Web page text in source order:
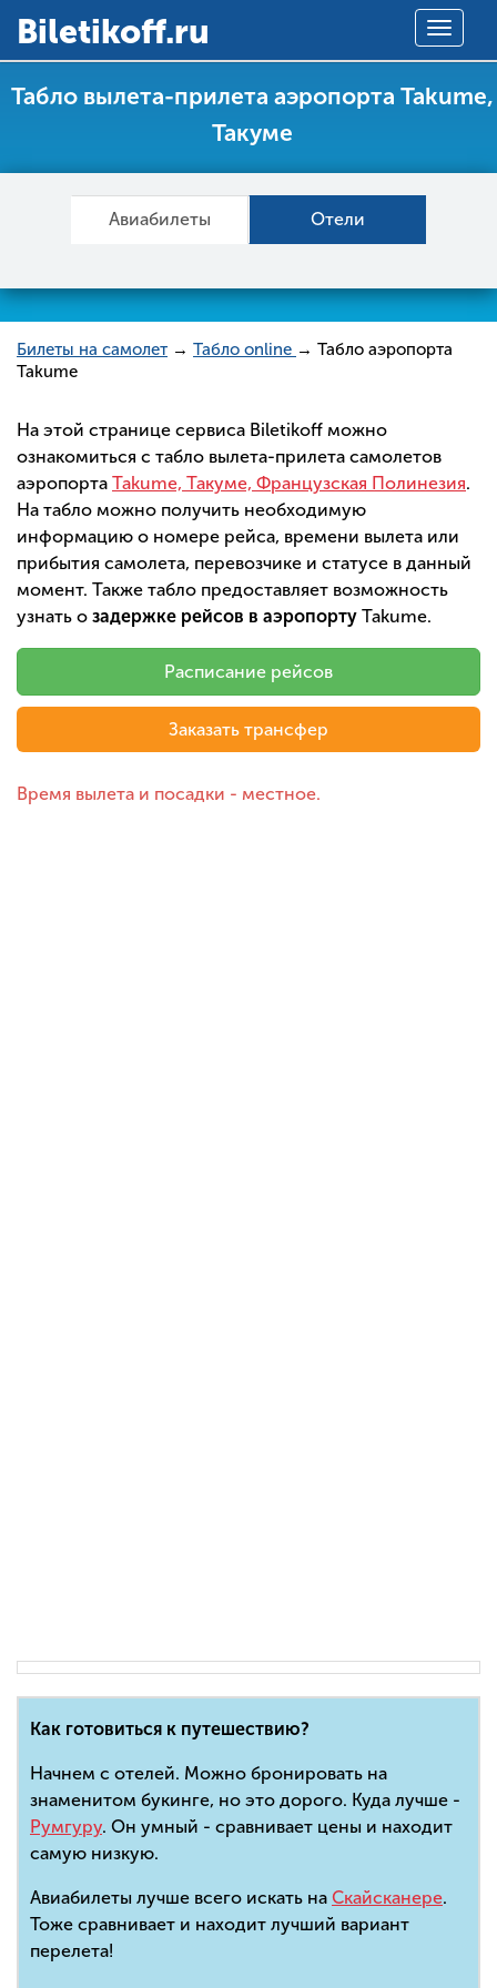
Toggle
Вiletikoff.ru
Табло вылета-прилета аэропорта Takume,
Такуме
Авиабилеты Отели
Билеты на самолет → Табло online → Табло аэропорта
Takume
На этой странице сервиса Biletikoff можно
ознакомиться с табло вылета-прилета самолетов
аэропорта Takume, Такуме, Французская Полинезия.
На табло можно получить необходимую
информацию о номере рейса, времени вылета или
прибытия самолета, перевозчике и статусе в данный
момент. Также табло предоставляет возможность
узнать о задержке рейсов в аэропорту Takume.
Расписание рейсов
Заказать трансфер
Время вылета и посадки - местное.
Как готовиться к путешествию?
Начнем с отелей. Можно бронировать на
знаменитом букинге, но это дорого. Куда лучше -
Румгуру. Он умный - сравнивает цены и находит
самую низкую.
Авиабилеты лучше всего искать на Скайсканере.
Тоже сравнивает и находит лучший вариант
перелета!